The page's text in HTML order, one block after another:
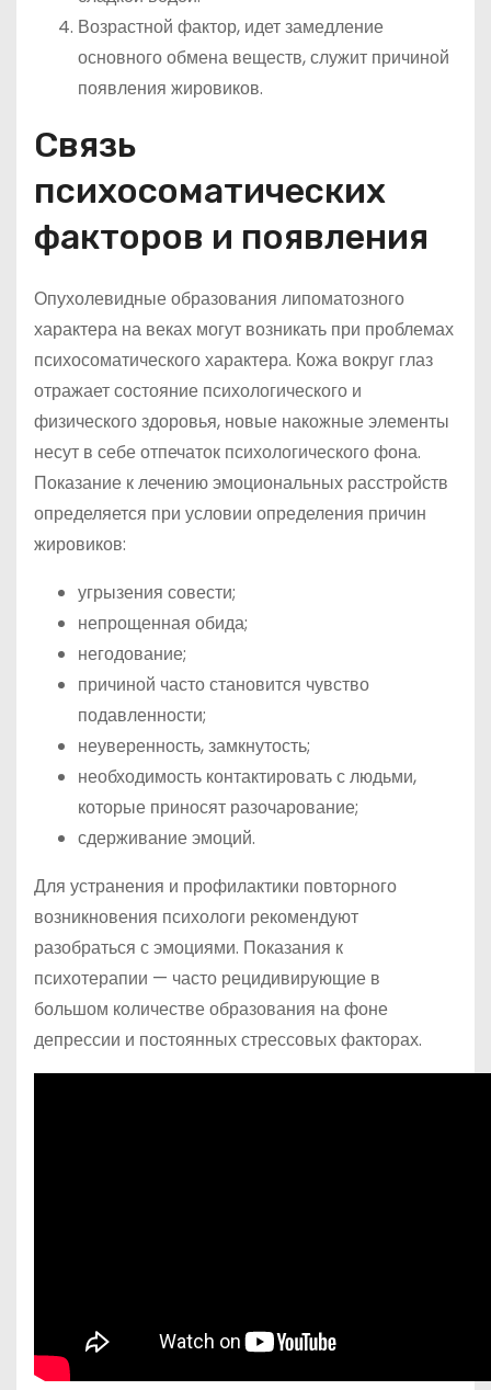
Возрастной фактор, идет замедление
основного обмена веществ, служит причиной
появления жировиков.
Связь
психосоматических
факторов и появления
Опухолевидные образования липоматозного
характера на веках могут возникать при проблемах
психосоматического характера. Кожа вокруг глаз
отражает состояние психологического и
физического здоровья, новые накожные элементы
несут в себе отпечаток психологического фона.
Показание к лечению эмоциональных расстройств
определяется при условии определения причин
жировиков:
угрызения совести;
непрощенная обида;
негодование;
причиной часто становится чувство
подавленности;
неуверенность, замкнутость;
необходимость контактировать с людьми,
которые приносят разочарование;
сдерживание эмоций.
Для устранения и профилактики повторного
возникновения психологи рекомендуют
разобраться с эмоциями. Показания к
психотерапии — часто рецидивирующие в
большом количестве образования на фоне
депрессии и постоянных стрессовых факторах.